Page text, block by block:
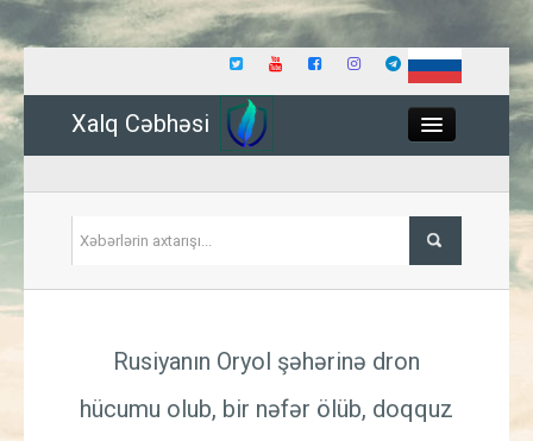
Xalq Cəbhəsi
İqtisadiyyat
Rusiyanın Oryol şəhərinə dron
hücumu olub, bir nəfər ölüb, doqquz